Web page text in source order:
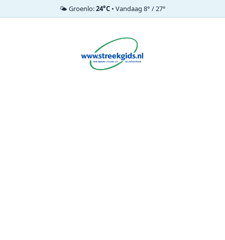
🌤️ Groenlo:24°C • Vandaag 8° / 27°